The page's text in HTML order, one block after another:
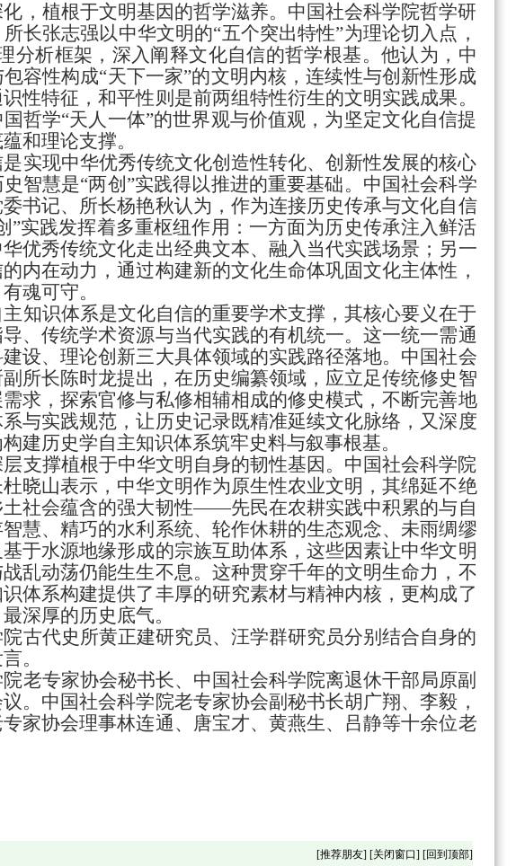
，植根于文明基因的哲学滋养。中国社会科学院哲学研
长张志强以中华文明的“五个突出特性”为理论切入点，
分析框架，深入阐释文化自信的哲学根基。他认为，中
容性构成“天下一家”的文明内核，连续性与创新性形成
性特征，和平性则是前两组特性衍生的文明实践成果。
哲学“天人一体”的世界观与价值观，为坚定文化自信提
和理论支撑。
实现中华优秀传统文化创造性转化、创新性发展的核心
智慧是“两创”实践得以推进的重要基础。中国社会科学
书记、所长杨艳秋认为，作为连接历史传承与文化自信
”实践发挥着多重枢纽作用：一方面为历史传承注入鲜活
优秀传统文化走出经典文本、融入当代实践场景；另一
内在动力，通过构建新的文化生命体巩固文化主体性，
魂可守。
知识体系是文化自信的重要学术支撑，其核心要义在于
、传统学术资源与当代实践的有机统一。这一统一需通
设、理论创新三大具体领域的实践路径落地。中国社会
所长陈时龙提出，在历史编纂领域，应立足传统修史智
求，探索官修与私修相辅相成的修史模式，不断完善地
与实践规范，让历史记录既精准延续文化脉络，又深度
建历史学自主知识体系筑牢史料与叙事根基。
支撑植根于中华文明自身的韧性基因。中国社会科学院
晓山表示，中华文明作为原生性农业文明，其绵延不绝
社会蕴含的强大韧性——先民在农耕实践中积累的与自
慧、精巧的水利系统、轮作休耕的生态观念、未雨绸缪
于水源地缘形成的宗族互助体系，这些因素让中华文明
乱动荡仍能生生不息。这种贯穿千年的文明生命力，不
体系构建提供了丰厚的研究素材与精神内核，更构成了
深厚的历史底气。
古代史所黄正建研究员、汪学群研究员分别结合自身的
。
老专家协会秘书长、中国社会科学院离退休干部局原副
。中国社会科学院老专家协会副秘书长胡广翔、李毅，
家协会理事林连通、唐宝才、黄燕生、吕静等十余位老
[推荐朋友] [关闭窗口] [回到顶部]